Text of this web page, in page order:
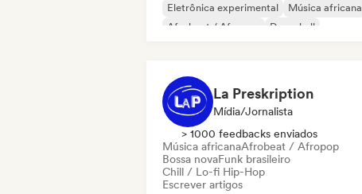
Eletrônica experimental
Música africana
Afrobeat / Afropop
Dancehall
La Preskription
Mídia/Jornalista
> 1000 feedbacks enviados
Música africanaAfrobeat / Afropop
Bossa novaFunk brasileiro
Chill / Lo-fi Hip-Hop
Escrever artigos